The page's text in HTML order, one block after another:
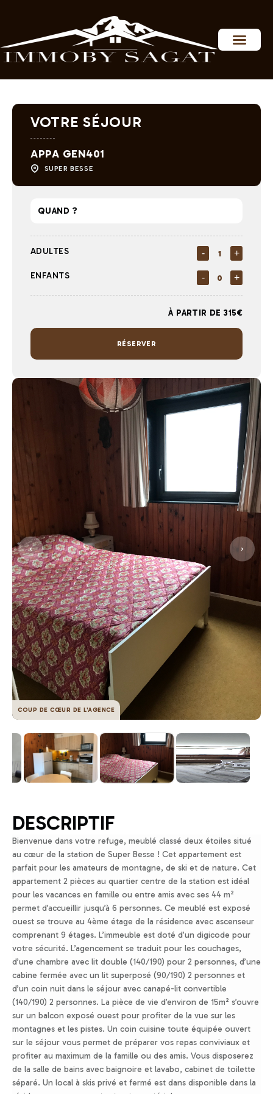
COUP DE CŒUR DE L'AGENCE
DESCRIPTIF
Bienvenue dans votre refuge, meublé classé deux étoiles situé
au cœur de la station de Super Besse ! Cet appartement est
parfait pour les amateurs de montagne, de ski et de nature. Cet
appartement 2 pièces au quartier centre de la station est idéal
pour les vacances en famille ou entre amis avec ses 44 m²
permet d’accueillir jusqu’à 6 personnes. Ce meublé est exposé
ouest se trouve au 4ème étage de la résidence avec ascenseur
comprenant 9 étages. L’immeuble est doté d’un digicode pour
votre sécurité. L’agencement se traduit pour les couchages,
d’une chambre avec lit double (140/190) pour 2 personnes, d’une
cabine fermée avec un lit superposé (90/190) 2 personnes et
d’un coin nuit dans le séjour avec canapé-lit convertible
(140/190) 2 personnes. La pièce de vie d’environ de 15m² s’ouvre
sur un balcon exposé ouest pour profiter de la vue sur les
montagnes et les pistes. Un coin cuisine toute équipée ouvert
sur le séjour vous permet de préparer vos repas conviviaux et
profiter au maximum de la famille ou des amis. Vous disposerez
de la salle de bains avec baignoire et lavabo, cabinet de toilette
séparé. Un local à skis privé et fermé est dans disponible dans la
VOTRE SÉJOUR
APPA GEN401
SUPER BESSE
ADULTES - +
ENFANTS - +
À PARTIR DE 315€
RÉSERVER